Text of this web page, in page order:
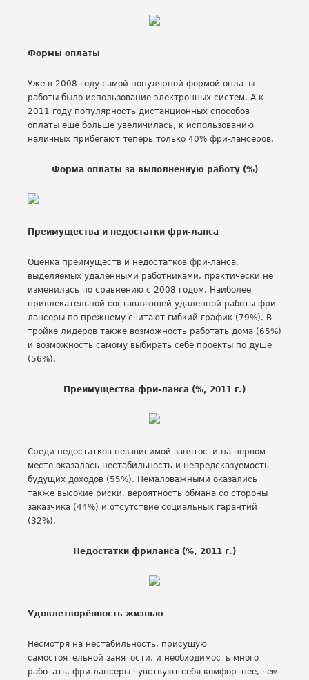
Формы оплаты
Уже в 2008 году самой популярной формой оплаты
работы было использование электронных систем. А к
2011 году популярность дистанционных способов
оплаты еще больше увеличилась, к использованию
наличных прибегают теперь только 40% фри-лансеров.
Форма оплаты за выполненную работу (%)
Преимущества и недостатки фри-ланса
Оценка преимуществ и недостатков фри-ланса,
выделяемых удаленными работниками, практически не
изменилась по сравнению с 2008 годом. Наиболее
привлекательной составляющей удаленной работы фри-
лансеры по прежнему считают гибкий график (79%). В
тройке лидеров также возможность работать дома (65%)
и возможность самому выбирать себе проекты по душе
(56%).
Преимущества фри-ланса (%, 2011 г.)
Среди недостатков независимой занятости на первом
месте оказалась нестабильность и непредсказуемость
будущих доходов (55%). Немаловажными оказались
также высокие риски, вероятность обмана со стороны
заказчика (44%) и отсутствие социальных гарантий
(32%).
Недостатки фриланса (%, 2011 г.)
Удовлетворённость жизнью
Несмотря на нестабильность, присущую
самостоятельной занятости, и необходимость много
работать, фри-лансеры чувствуют себя комфортнее, чем